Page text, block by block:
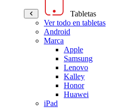
Tabletas
Ver todo en tabletas
Android
Marca
Apple
Samsung
Lenovo
Kalley
Honor
Huawei
iPad